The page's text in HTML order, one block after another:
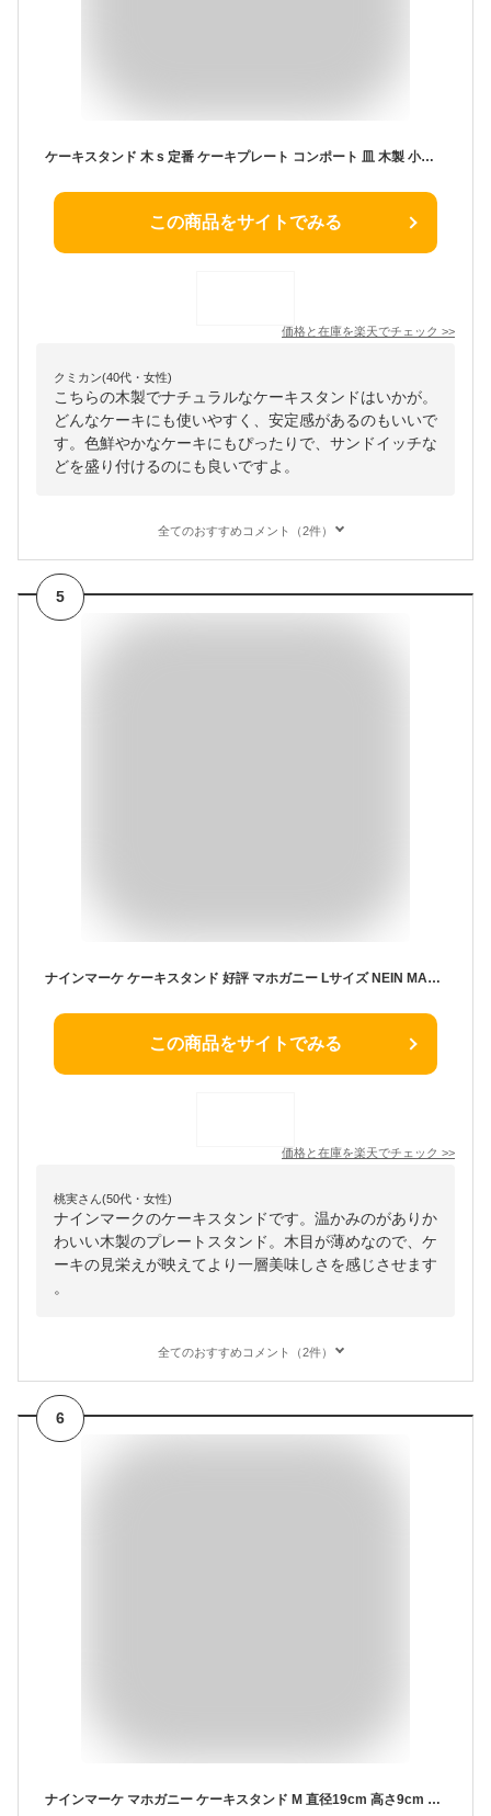
ケーキスタンド 木 s 定番 ケーキプレート コンポート 皿 木製 小皿 ケーキトレー ケーキ スタンド 可愛い お皿 プレート ケーキ皿 オードブル サンドウィッチ アフタヌーンティー クリスマス ホームパーティー おしゃれ 食器 キッチン グッズ
この商品をサイトでみる
価格と在庫を楽天でチェック >>
クミカン(40代・女性)
こちらの木製でナチュラルなケーキスタンドはいかが。
どんなケーキにも使いやすく、安定感があるのもいいで
す。色鮮やかなケーキにもぴったりで、サンドイッチな
どを盛り付けるのにも良いですよ。
全てのおすすめコメント（2件）
5
ナインマーケ ケーキスタンド 好評 マホガニー Lサイズ NEIN MARKE 木製 大皿 コンポート 皿 ケーキプレート ケーキトレー ケーキ スタンド 可愛い お皿 プレート ケーキ皿 サンドウィッチ アフタヌーンティー おしゃれ creer クレエ キッチン
この商品をサイトでみる
価格と在庫を楽天でチェック >>
桃実さん(50代・女性)
ナインマークのケーキスタンドです。温かみのがありか
わいい木製のプレートスタンド。木目が薄めなので、ケ
ーキの見栄えが映えてより一層美味しさを感じさせます
。
全てのおすすめコメント（2件）
6
ナインマーケ マホガニー ケーキスタンド M 直径19cm 高さ9cm 木製 天然木 コンポート台 コンポート ケーキ台 デザートスタンド シンプル 北欧 アクセサリー ディスプレイ トレー トレイ 9210ケーキスタンド